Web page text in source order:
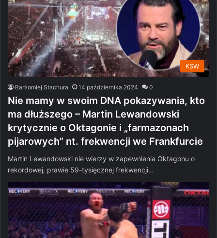
KSW
Bartłomiej Stachura 14 października 2024 0
Nie mamy w swoim DNA pokazywania, kto
ma dłuższego – Martin Lewandowski
krytycznie o Oktagonie i „farmazonach
pijarowych” nt. frekwencji we Frankfurcie
Martin Lewandowski nie wierzy w zapewnienia Oktagonu o
rekordowej, prawie 59-tysięcznej frekwencji…